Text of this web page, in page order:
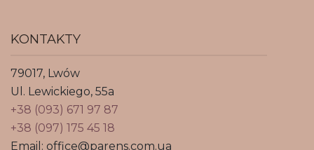
KONTAKTY
79017, Lwów
Ul. Lewickiego, 55a
+38 (093) 671 97 87
+38 (097) 175 45 18
Email: office@parens.com.ua